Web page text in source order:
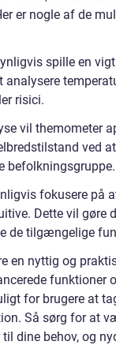
er nogle af de
spille en
risici.
vil themometer
ved at
befolkningsgruppe.
fokusere på
Dette vil gøre
de tilgængelige
en nyttig og
funktioner
for brugere at
Så sørg for at
dine behov, og